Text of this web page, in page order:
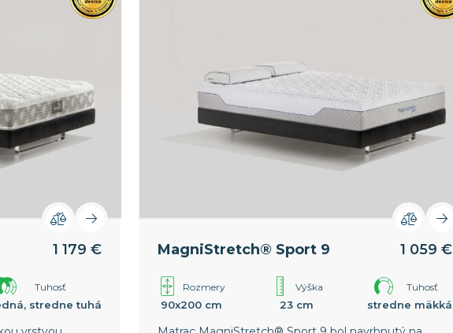
1 179 €
Tuhosť
stredne tuhá
MagniStretch® Sport 9 1 059 €
Rozmery
90x200 cm
Výška
23 cm
Tuhosť
stredne mäkká